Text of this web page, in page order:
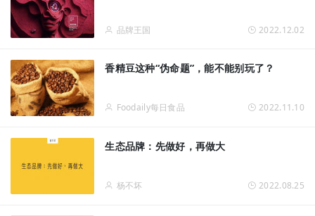
品牌王国 2022.12.02
香精豆这种“伪命题”，能不能别玩了？
Foodaily每日食品 2022.11.10
生态品牌：先做好，再做大
杨不坏 2022.08.25